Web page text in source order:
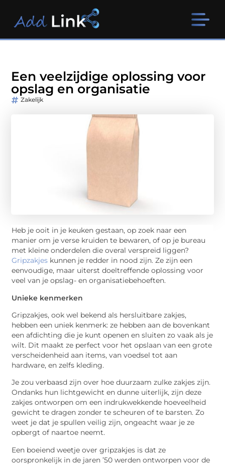
Een veelzijdige oplossing voor
opslag en organisatie
Zakelijk
Heb je ooit in je keuken gestaan, op zoek naar een
manier om je verse kruiden te bewaren, of op je bureau
met kleine onderdelen die overal verspreid liggen?
Gripzakjes kunnen je redder in nood zijn. Ze zijn een
eenvoudige, maar uiterst doeltreffende oplossing voor
veel van je opslag- en organisatiebehoeften.
Unieke kenmerken
Gripzakjes, ook wel bekend als hersluitbare zakjes,
hebben een uniek kenmerk: ze hebben aan de bovenkant
een afdichting die je kunt openen en sluiten zo vaak als je
wilt. Dit maakt ze perfect voor het opslaan van een grote
verscheidenheid aan items, van voedsel tot aan
hardware, en zelfs kleding.
Je zou verbaasd zijn over hoe duurzaam zulke zakjes zijn.
Ondanks hun lichtgewicht en dunne uiterlijk, zijn deze
zakjes ontworpen om een indrukwekkende hoeveelheid
gewicht te dragen zonder te scheuren of te barsten. Zo
weet je dat je spullen veilig zijn, ongeacht waar je ze
opbergt of naartoe neemt.
Een boeiend weetje over gripzakjes is dat ze
oorspronkelijk in de jaren ’50 werden ontworpen voor de